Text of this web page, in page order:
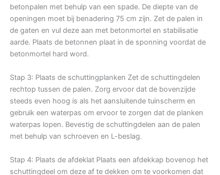
betonpalen met behulp van een spade. De diepte van de
openingen moet bij benadering 75 cm zijn. Zet de palen in
de gaten en vul deze aan met betonmortel en stabilisatie
aarde. Plaats de betonnen plaat in de sponning voordat de
betonmortel hard word.
Stap 3: Plaats de schuttingplanken Zet de schuttingdelen
rechtop tussen de palen. Zorg ervoor dat de bovenzijde
steeds even hoog is als het aansluitende tuinscherm en
gebruik een waterpas om ervoor te zorgen dat de planken
waterpas lopen. Bevestig de schuttingdelen aan de palen
met behulp van schroeven en L-beslag.
Stap 4: Plaats de afdeklat Plaats een afdekkap bovenop het
schuttingdeel om deze af te dekken om te voorkomen dat